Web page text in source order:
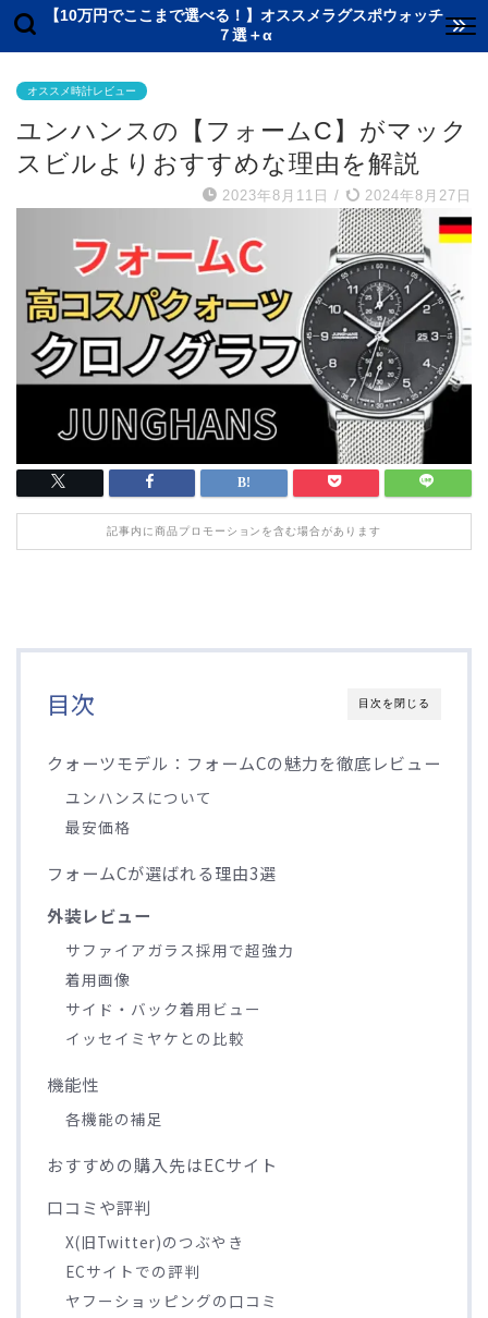
【10万円でここまで選べる！】オススメラグスポウォッチ
７選＋α
オススメ時計レビュー
ユンハンスの【フォームC】がマック
スビルよりおすすめな理由を解説
2023年8月11日 / 2024年8月27日
記事内に商品プロモーションを含む場合があります
目次を閉じる
目次
クォーツモデル：フォームCの魅力を徹底レビュー
ユンハンスについて
最安価格
フォームCが選ばれる理由3選
外装レビュー
サファイアガラス採用で超強力
着用画像
サイド・バック着用ビュー
イッセイミヤケとの比較
機能性
各機能の補足
おすすめの購入先はECサイト
口コミや評判
X(旧Twitter)のつぶやき
ECサイトでの評判
ヤフーショッピングの口コミ